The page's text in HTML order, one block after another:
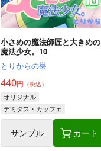
小さめの魔法師匠と大きめの
魔法少女。10
とりからの巣
440円 （税込）
オリジナル
デミタス・カッフェ
マフィン・フラガ
ハルナス・アイザラ
サンプル カート